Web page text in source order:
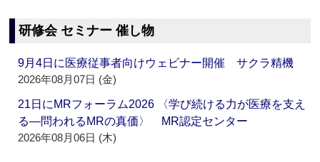
研修会 セミナー 催し物
9月4日に医療従事者向けウェビナー開催 サクラ精機
2026年08月07日 (金)
21日にMRフォーラム2026 〈学び続ける力が医療を支え
る―問われるMRの真価〉 MR認定センター
2026年08月06日 (木)